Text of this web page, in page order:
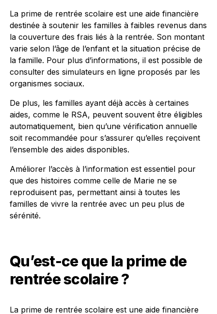
La prime de rentrée scolaire est une aide financière
destinée à soutenir les familles à faibles revenus dans
la couverture des frais liés à la rentrée. Son montant
varie selon l’âge de l’enfant et la situation précise de
la famille. Pour plus d’informations, il est possible de
consulter des simulateurs en ligne proposés par les
organismes sociaux.
De plus, les familles ayant déjà accès à certaines
aides, comme le RSA, peuvent souvent être éligibles
automatiquement, bien qu’une vérification annuelle
soit recommandée pour s’assurer qu’elles reçoivent
l’ensemble des aides disponibles.
Améliorer l’accès à l’information est essentiel pour
que des histoires comme celle de Marie ne se
reproduisent pas, permettant ainsi à toutes les
familles de vivre la rentrée avec un peu plus de
sérénité.
Qu’est-ce que la prime de
rentrée scolaire ?
La prime de rentrée scolaire est une aide financière